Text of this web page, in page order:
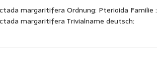
margaritifera Ordnung: Pterioida Familie :
margaritifera Trivialname deutsch: